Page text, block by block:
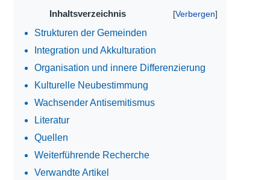
Inhaltsverzeichnis
Strukturen der Gemeinden
Integration und Akkulturation
Organisation und innere Differenzierung
Kulturelle Neubestimmung
Wachsender Antisemitismus
Literatur
Quellen
Weiterführende Recherche
Verwandte Artikel